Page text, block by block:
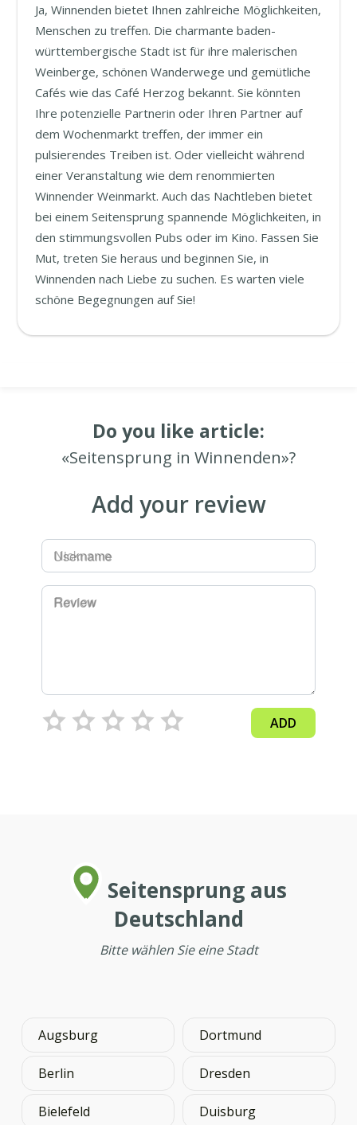
Ja, Winnenden bietet Ihnen zahlreiche Möglichkeiten,
Menschen zu treffen. Die charmante baden-
württembergische Stadt ist für ihre malerischen
Weinberge, schönen Wanderwege und gemütliche
Cafés wie das Café Herzog bekannt. Sie könnten
Ihre potenzielle Partnerin oder Ihren Partner auf
dem Wochenmarkt treffen, der immer ein
pulsierendes Treiben ist. Oder vielleicht während
einer Veranstaltung wie dem renommierten
Winnender Weinmarkt. Auch das Nachtleben bietet
bei einem Seitensprung spannende Möglichkeiten, in
den stimmungsvollen Pubs oder im Kino. Fassen Sie
Mut, treten Sie heraus und beginnen Sie, in
Winnenden nach Liebe zu suchen. Es warten viele
schöne Begegnungen auf Sie!
Do you like article:
«Seitensprung in Winnenden»?
Add your review
Username
Review
ADD
Seitensprung aus
Deutschland
Bitte wählen Sie eine Stadt
Augsburg
Berlin
Bielefeld
Dortmund
Dresden
Duisburg